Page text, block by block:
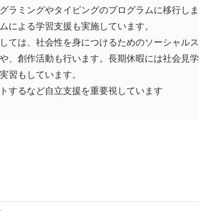
ラミングやタイピングのプログラムに移行しま
による学習支援も実施しています。
ては、社会性を身につけるためのソーシャルス
、創作活動も行います。長期休暇には社会見学
習もしています。
するなど自立支援を重要視しています